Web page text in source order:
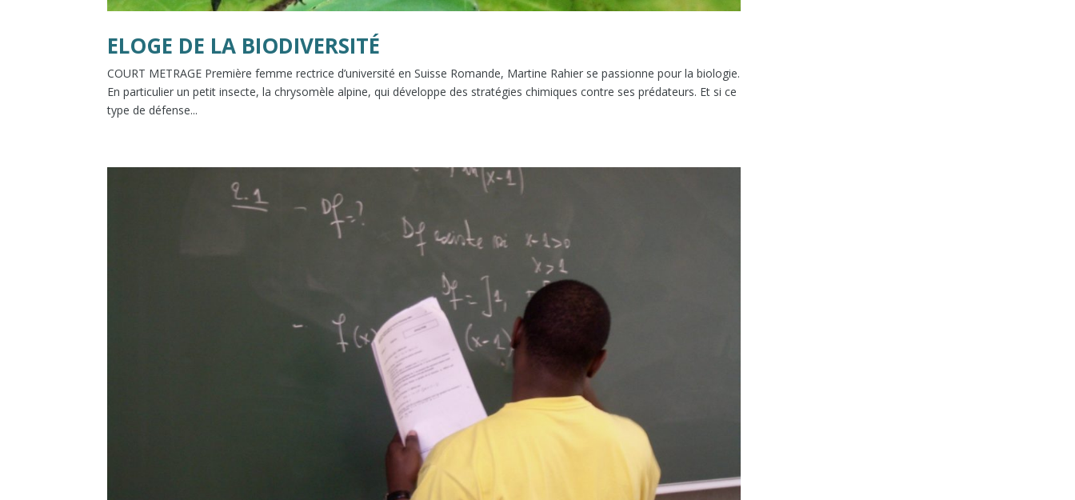
ELOGE DE LA BIODIVERSITÉ
COURT METRAGE Première femme rectrice d’université en Suisse Romande, Martine Rahier se passionne pour la biologie.
En particulier un petit insecte, la chrysomèle alpine, qui développe des stratégies chimiques contre ses prédateurs. Et si ce
type de défense...